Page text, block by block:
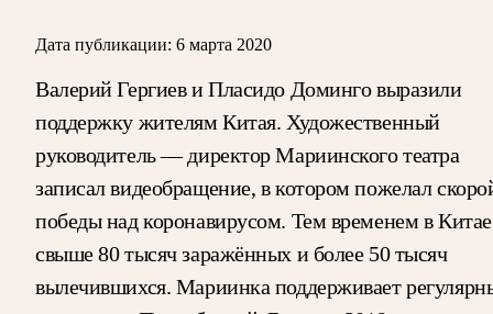
Дата публикации: 6 марта 2020
Валерий Гергиев и Пласидо Доминго выразили
поддержку жителям Китая. Художественный
руководитель — директор Мариинского театра
записал видеобращение, в котором пожелал
победы над коронавирусом. Тем временем в Китае
свыше 80 тысяч заражённых и более 50 тысяч
вылечившихся. Мариинка поддерживает